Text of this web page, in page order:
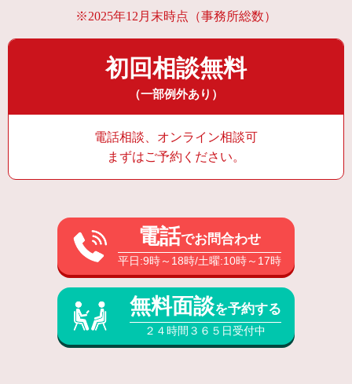
※2025年12月末時点（事務所総数）
初回相談無料
（一部例外あり）
電話相談、オンライン相談可
まずはご予約ください。
電話でお問合わせ
平日:9時～18時/土曜:10時～17時
無料面談を予約する
２４時間３６５日受付中